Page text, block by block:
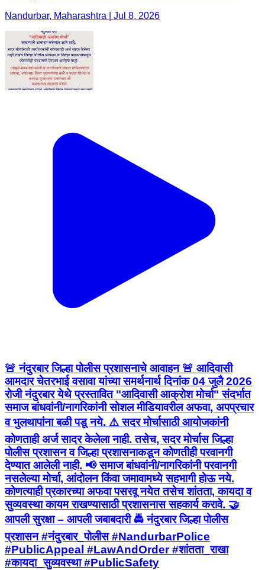
Nandurbar, Maharashtra | Jul 8, 2026
🚨 नंदुरबार जिल्हा पोलीस प्रशासनाचे आवाहन 🚨 आदिवासी
आमदार चेतरभाई वसावा यांच्या समर्थनार्थ दिनांक 04 जुलै 2026
रोजी नंदुरबार येथे प्रस्तावित "आदिवासी आक्रोश मोर्चा" संदर्भात
समाज बांधवांनी/नागरिकांनी सोशल मीडियावरील अफवा, अपप्रचार
व भुलथापांना बळी पडू नये. ⚠️ सदर मोर्चासाठी आयोजकांनी
कोणताही अर्ज सादर केलेला नाही. तसेच, सदर मोर्चास जिल्हा
पोलीस प्रशासन व जिल्हा प्रशासनाकडून कोणतीही परवानगी
देण्यात आलेली नाही. 📢 समाज बांधवांनी/नागरिकांनी परवानगी
नसलेल्या मोर्चा, आंदोलन किंवा जमावामध्ये सहभागी होऊ नये.
कोणत्याही प्रकारच्या अफवा पसरवू नयेत तसेच शांतता, कायदा व
सुव्यवस्था कायम राखण्यासाठी प्रशासनास सहकार्य करावे. 🤝
आपली सुरक्षा – आपली जबाबदारी 🚔 नंदुरबार जिल्हा पोलीस
प्रशासन #नंदुरबार_पोलीस #NandurbarPolice
#PublicAppeal #LawAndOrder #शांतता_राखा
#कायदा_सुव्यवस्था #PublicSafety